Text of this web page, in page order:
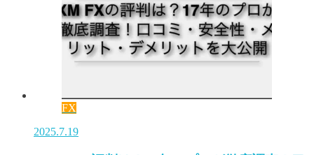
FX
2025.7.19